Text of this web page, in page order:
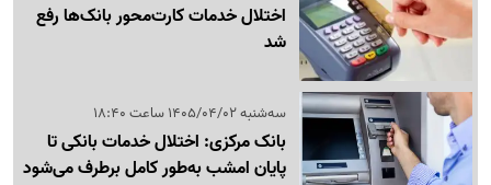
اختلال خدمات کارت‌محور بانک‌ها رفع
شد
سه‌شنبه 1405/04/02 ساعت 18:40
بانک مرکزی: اختلال خدمات بانکی تا
پایان امشب به‌طور کامل برطرف می‌شود